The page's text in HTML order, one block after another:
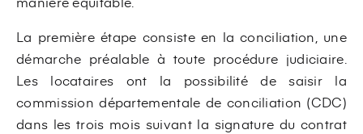
La première étape consiste en la conciliation, une
démarche préalable à toute procédure judiciaire.
Les locataires ont la possibilité de saisir la
commission départementale de conciliation (CDC)
dans les trois mois suivant la signature du contrat